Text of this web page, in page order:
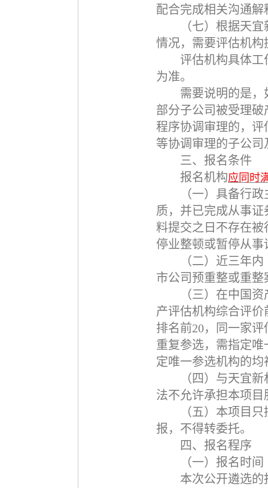
配合完成相关沟通解
（七）根据天
情况，需要评估机
评估机构具体
为准。
需要说明的是
部分子公司被受理
程序协调审理的，
等协调审理的子公司
三、报名条件
报名机构应同时
（一）具备行
质，并已完成从事
料提交之日不存在
停业整顿或暂停从
（二）近三年内
市公司预重整或重
（三）在中国
产评估机构综合评
排名前20，同一家
重复参选，需指定
定唯一参选机构的
（四）与天宜
法不允许承担本项
（五）本项目
报，不得转委托。
四、报名程序
（一）报名时间
本次公开遴选